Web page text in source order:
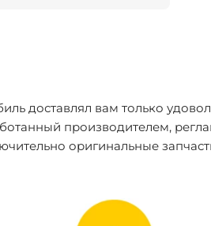
доставлял вам только
производителем,
оригинальные